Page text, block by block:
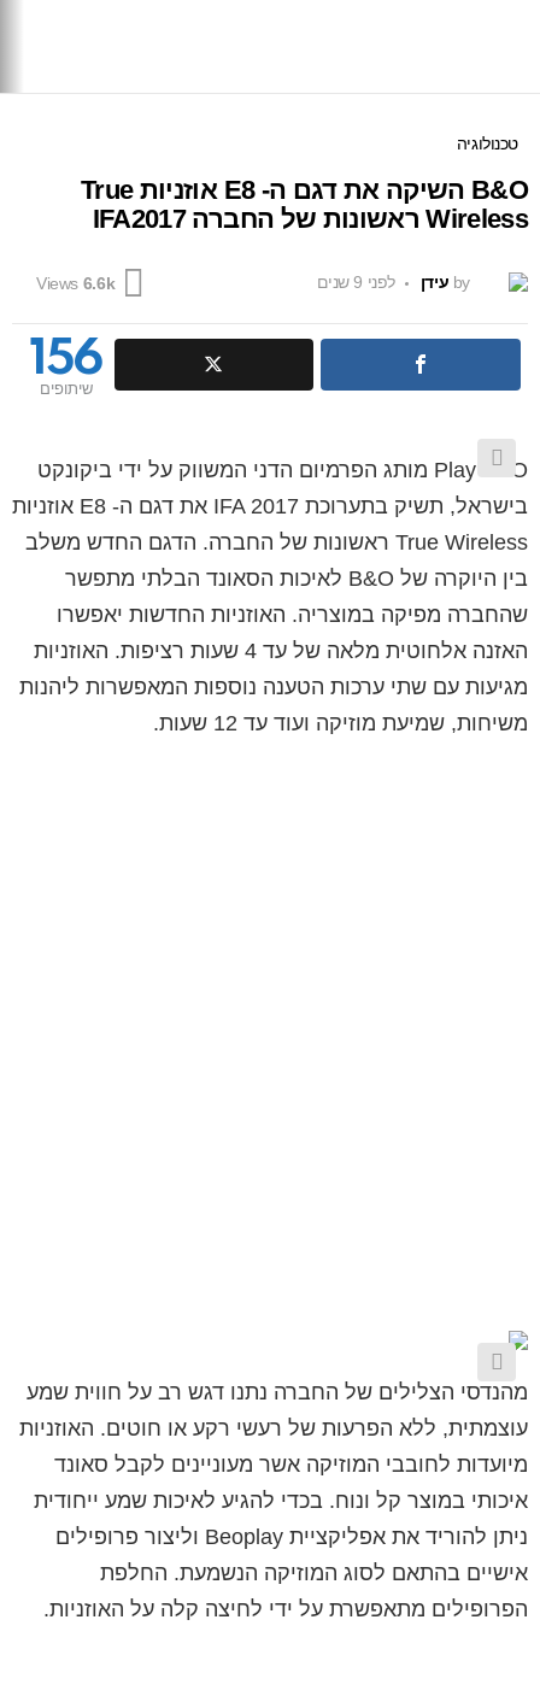
טכנולוגיה
B&O השיקה את דגם ה- E8 אוזניות True
Wireless ראשונות של החברה IFA2017
by עידן לפני 9 שנים 6.6k
Views
156
שיתופים
Play B&O מותג הפרמיום הדני המשווק על ידי ביקונקט
בישראל, תשיק בתערוכת IFA 2017 את דגם ה- E8 אוזניות
True Wireless ראשונות של החברה. הדגם החדש משלב
בין היוקרה של B&O לאיכות הסאונד הבלתי מתפשר
שהחברה מפיקה במוצריה. האוזניות החדשות יאפשרו
האזנה אלחוטית מלאה של עד 4 שעות רציפות. האוזניות
מגיעות עם שתי ערכות הטענה נוספות המאפשרות ליהנות
משיחות, שמיעת מוזיקה ועוד עד 12 שעות.
מהנדסי הצלילים של החברה נתנו דגש רב על חווית שמע
עוצמתית, ללא הפרעות של רעשי רקע או חוטים. האוזניות
מיועדות לחובבי המוזיקה אשר מעוניינים לקבל סאונד
איכותי במוצר קל ונוח. בכדי להגיע לאיכות שמע ייחודית
ניתן להוריד את אפליקציית Beoplay וליצור פרופילים
אישיים בהתאם לסוג המוזיקה הנשמעת. החלפת
הפרופילים מתאפשרת על ידי לחיצה קלה על האוזניות.